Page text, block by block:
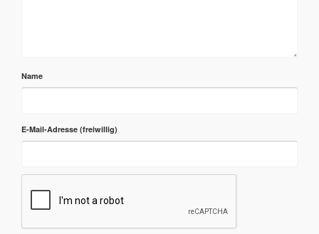
Name
E-Mail-Adresse